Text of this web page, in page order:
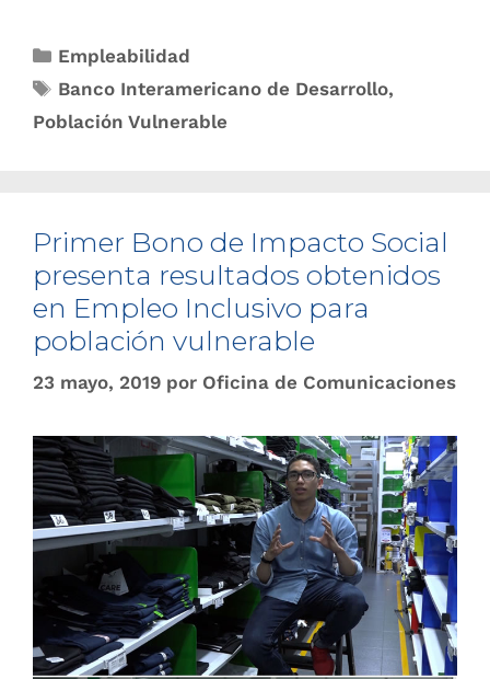
Empleabilidad
Banco Interamericano de Desarrollo,
Población Vulnerable
Primer Bono de Impacto So​cial
presenta resultados obtenidos
en Empleo Inclusivo para
población vulnerable
23 mayo, 2019 por Oficina de Comunicaciones